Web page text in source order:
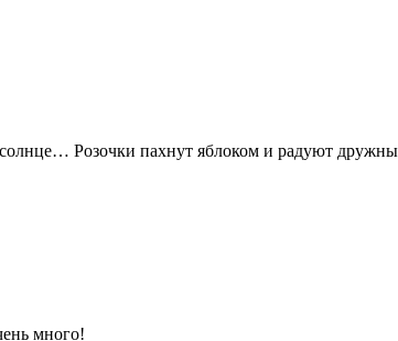
Розочки пахнут яблоком и радуют
много!